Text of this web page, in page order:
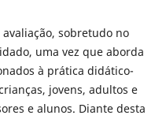
sobretudo no
uma vez que aborda
à prática didático-
jovens, adultos e
e alunos. Diante desta